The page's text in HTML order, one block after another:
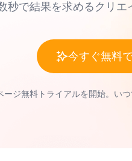
秒で結果を求めるクリエ
今すぐ無料
ージ無料トライアルを開始。いつ